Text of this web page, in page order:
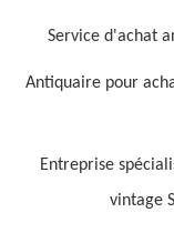
Service d'achat
Antiquaire pour
Entreprise
vintage